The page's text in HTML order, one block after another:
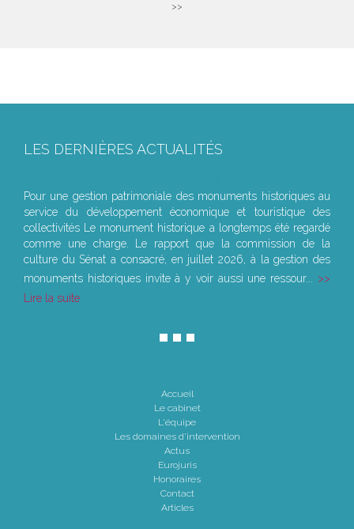
>>
LES DERNIÈRES ACTUALITÉS
Pour une gestion patrimoniale des monuments historiques au
service du développement économique et touristique des
collectivités Le monument historique a longtemps été regardé
comme une charge. Le rapport que la commission de la
culture du Sénat a consacré, en juillet 2026, à la gestion des
monuments historiques invite à y voir aussi une ressour...
Lire la suite
Accueil
Le cabinet
L'équipe
Les domaines d'intervention
Actus
Eurojuris
Honoraires
Contact
Articles